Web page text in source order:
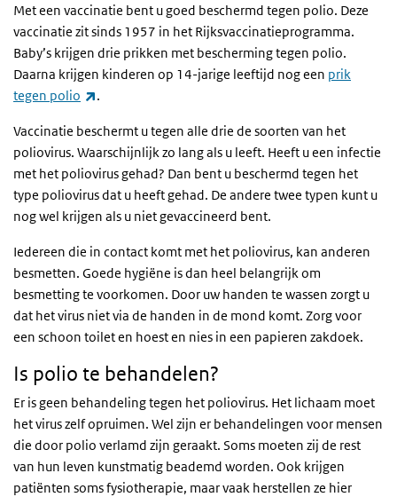
Met een vaccinatie bent u goed beschermd tegen polio. Deze
vaccinatie zit sinds 1957 in het Rijksvaccinatieprogramma.
Baby’s krijgen drie prikken met bescherming tegen polio.
Daarna krijgen kinderen op 14-jarige leeftijd nog een prik
tegen polio
.
Vaccinatie beschermt u tegen alle drie de soorten van het
poliovirus. Waarschijnlijk zo lang als u leeft. Heeft u een infectie
met het poliovirus gehad? Dan bent u beschermd tegen het
type poliovirus dat u heeft gehad. De andere twee typen kunt u
nog wel krijgen als u niet gevaccineerd bent.
Iedereen die in contact komt met het poliovirus, kan anderen
besmetten. Goede hygiëne is dan heel belangrijk om
besmetting te voorkomen. Door uw handen te wassen zorgt u
dat het virus niet via de handen in de mond komt. Zorg voor
een schoon toilet en hoest en nies in een papieren zakdoek.
Is polio te behandelen?
Er is geen behandeling tegen het poliovirus. Het lichaam moet
het virus zelf opruimen. Wel zijn er behandelingen voor mensen
die door polio verlamd zijn geraakt. Soms moeten zij de rest
van hun leven kunstmatig beademd worden. Ook krijgen
patiënten soms fysiotherapie, maar vaak herstellen ze hier